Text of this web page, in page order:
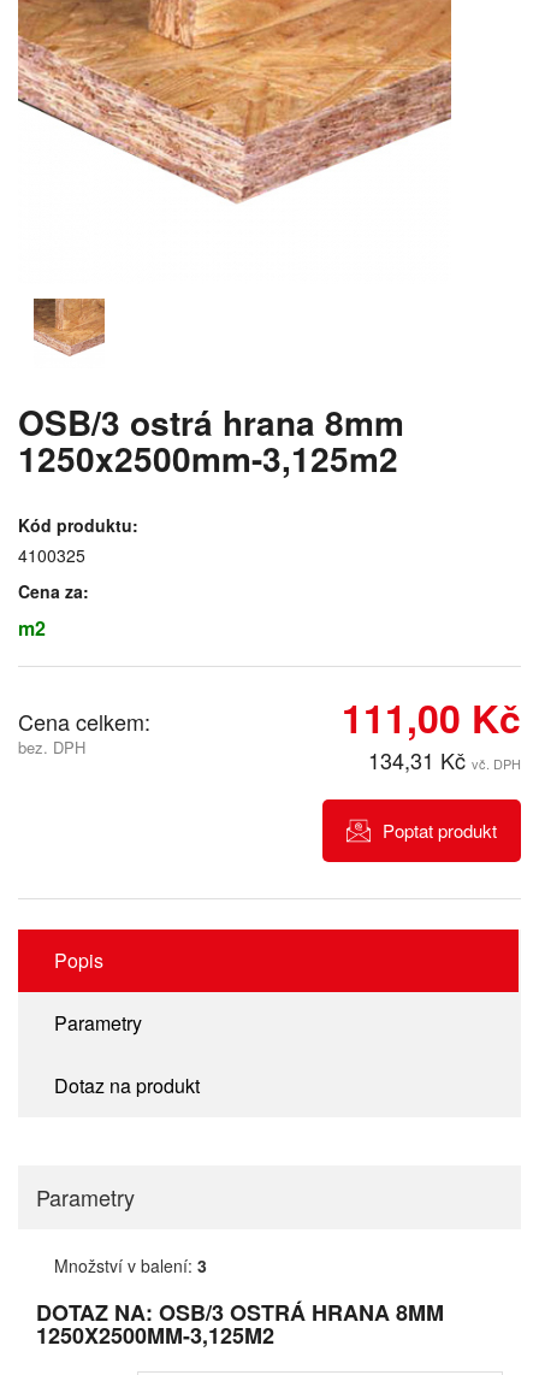
OSB/3 ostrá hrana 8mm
1250x2500mm-3,125m2
Kód produktu:
4100325
Cena za:
m2
Cena celkem:
bez. DPH
111,00 Kč
134,31 Kč vč. DPH
Poptat produkt
Popis
Parametry
Dotaz na produkt
Parametry
Množství v balení: 3
DOTAZ NA: OSB/3 OSTRÁ HRANA 8MM
1250X2500MM-3,125M2